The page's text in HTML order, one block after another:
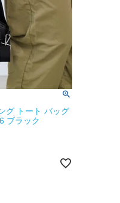
グ トート バッグ
ブラック